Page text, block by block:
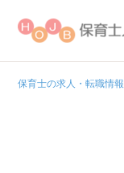
保育士の求人・転職情報